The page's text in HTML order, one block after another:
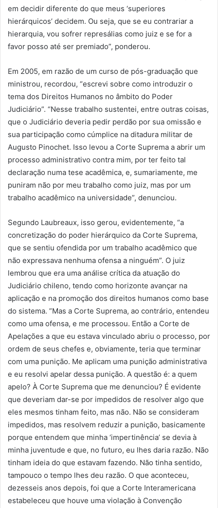
em decidir diferente do que meus ‘superiores
hierárquicos’ decidem. Ou seja, que se eu contrariar a
hierarquia, vou sofrer represálias como juiz e se for a
favor posso até ser premiado”, ponderou.
Em 2005, em razão de um curso de pós-graduação que
ministrou, recordou, “escrevi sobre como introduzir o
tema dos Direitos Humanos no âmbito do Poder
Judiciário”. “Nesse trabalho sustentei, entre outras coisas,
que o Judiciário deveria pedir perdão por sua omissão e
sua participação como cúmplice na ditadura militar de
Augusto Pinochet. Isso levou a Corte Suprema a abrir um
processo administrativo contra mim, por ter feito tal
declaração numa tese acadêmica, e, sumariamente, me
puniram não por meu trabalho como juiz, mas por um
trabalho acadêmico na universidade”, denunciou.
Segundo Laubreaux, isso gerou, evidentemente, “a
concretização do poder hierárquico da Corte Suprema,
que se sentiu ofendida por um trabalho acadêmico que
não expressava nenhuma ofensa a ninguém”. O juiz
lembrou que era uma análise crítica da atuação do
Judiciário chileno, tendo como horizonte avançar na
aplicação e na promoção dos direitos humanos como base
do sistema. ”Mas a Corte Suprema, ao contrário, entendeu
como uma ofensa, e me processou. Então a Corte de
Apelações a que eu estava vinculado abriu o processo, por
ordem de seus chefes e, obviamente, teria que terminar
com uma punição. Me aplicam uma punição administrativa
e eu resolvi apelar dessa punição. A questão é: a quem
apelo? À Corte Suprema que me denunciou? É evidente
que deveriam dar-se por impedidos de resolver algo que
eles mesmos tinham feito, mas não. Não se consideram
impedidos, mas resolvem reduzir a punição, basicamente
porque entendem que minha ‘impertinência’ se devia à
minha juventude e que, no futuro, eu lhes daria razão. Não
tinham ideia do que estavam fazendo. Não tinha sentido,
tampouco o tempo lhes deu razão. O que aconteceu,
dezesseis anos depois, foi que a Corte Interamericana
estabeleceu que houve uma violação à Convenção